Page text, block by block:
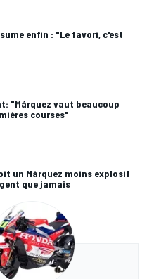
enfin : "Le favori, c'est
"Márquez vaut beaucoup
courses"
un Márquez moins explosif
que jamais